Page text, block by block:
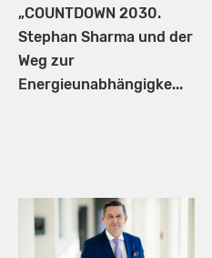
„COUNTDOWN 2030.
Stephan Sharma und der
Weg zur
Energieunabhängigke...